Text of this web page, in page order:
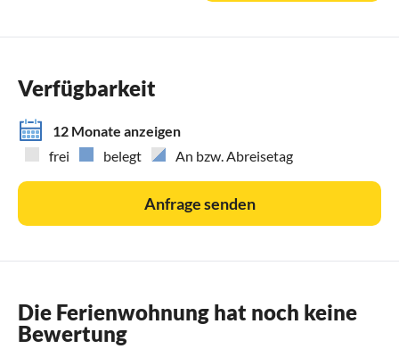
Verfügbarkeit
12 Monate anzeigen
frei
belegt An bzw. Abreisetag
Anfrage senden
Die Ferienwohnung hat noch keine
Bewertung